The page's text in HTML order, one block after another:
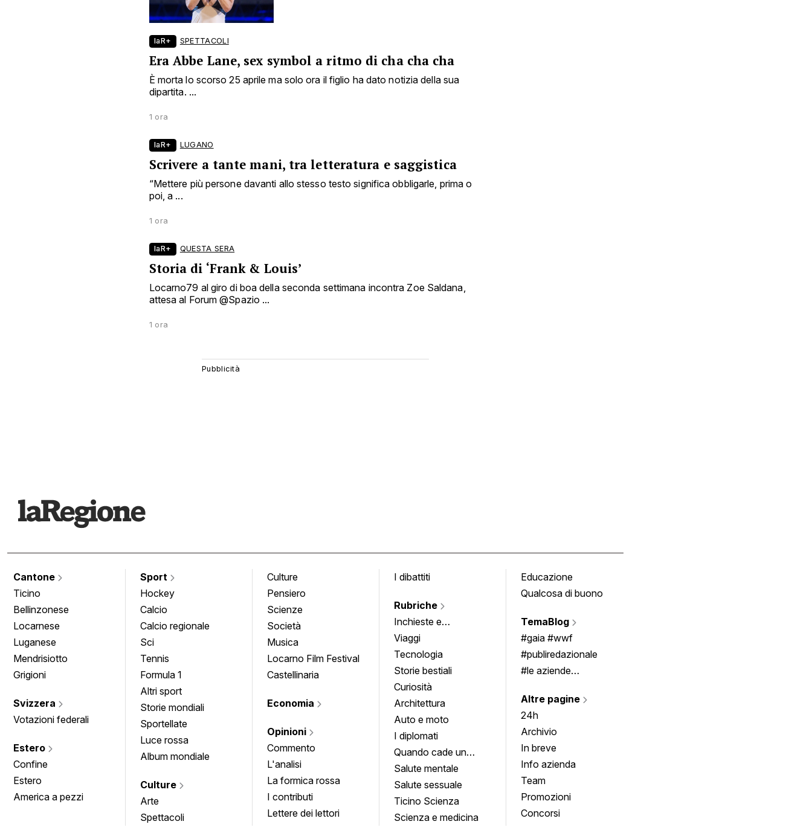
laR+ SPETTACOLI
Era Abbe Lane, sex symbol a ritmo di cha cha cha
È morta lo scorso 25 aprile ma solo ora il figlio ha dato notizia della sua
dipartita. ...
1 ora
laR+ LUGANO
Scrivere a tante mani, tra letteratura e saggistica
“Mettere più persone davanti allo stesso testo significa obbligarle, prima o
poi, a ...
1 ora
laR+ QUESTA SERA
Storia di ‘Frank & Louis’
Locarno79 al giro di boa della seconda settimana incontra Zoe Saldana,
attesa al Forum @Spazio ...
1 ora
Cantone
Ticino
Bellinzonese
Locarnese
Luganese
Mendrisiotto
Grigioni
Svizzera
Votazioni federali
Estero
Confine
Estero
America a pezzi
Sport
Hockey
Calcio
Calcio regionale
Sci
Tennis
Formula 1
Altri sport
Storie mondiali
Sportellate
Luce rossa
Album mondiale
Culture
Arte
Spettacoli
Culture
Pensiero
Scienze
Società
Musica
Locarno Film Festival
Castellinaria
Economia
Opinioni
Commento
L'analisi
La formica rossa
I contributi
Lettere dei lettori
I dibattiti
Rubriche
Inchieste e
approfondimenti
Viaggi
Tecnologia
Storie bestiali
Curiosità
Architettura
Auto e moto
I diplomati
Quando cade un
quadro
Salute mentale
Salute sessuale
Ticino Scienza
Scienza e medicina
Educazione
Qualcosa di buono
TemaBlog
#gaia #wwf
#publiredazionale
#le aziende
Altre pagine
24h
Archivio
In breve
Info azienda
Team
Promozioni
Concorsi